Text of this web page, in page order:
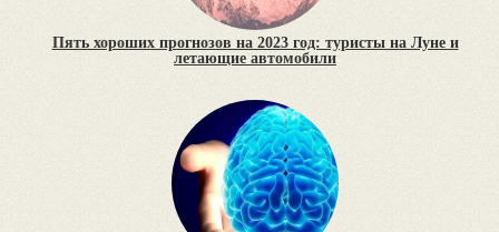
Пять хороших прогнозов на 2023 год: туристы на Луне и
летающие автомобили